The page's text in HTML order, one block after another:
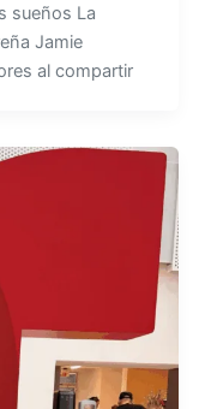
sueños La
Jamie
al compartir